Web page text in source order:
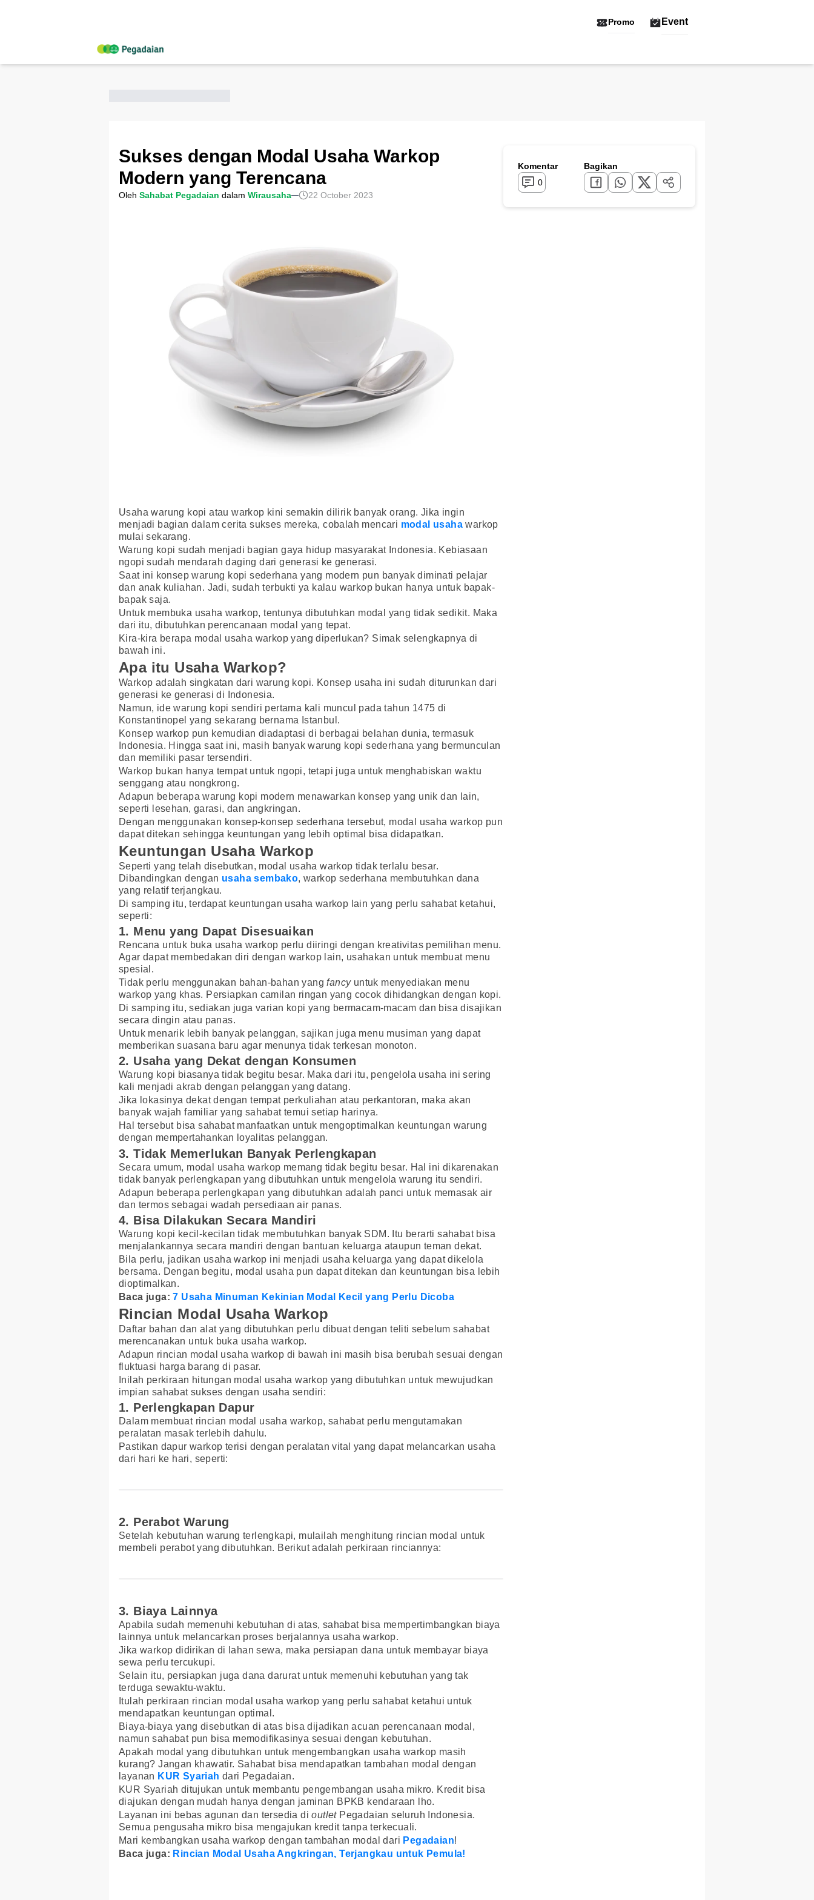
Promo Event
Sukses dengan Modal Usaha Warkop
Modern yang Terencana
Oleh Sahabat Pegadaian dalam Wirausaha 22 October 2023
Usaha warung kopi atau warkop kini semakin dilirik banyak orang. Jika ingin
menjadi bagian dalam cerita sukses mereka, cobalah mencari modal usaha warkop
mulai sekarang.
Warung kopi sudah menjadi bagian gaya hidup masyarakat Indonesia. Kebiasaan
ngopi sudah mendarah daging dari generasi ke generasi.
Saat ini konsep warung kopi sederhana yang modern pun banyak diminati pelajar
dan anak kuliahan. Jadi, sudah terbukti ya kalau warkop bukan hanya untuk bapak-
bapak saja.
Untuk membuka usaha warkop, tentunya dibutuhkan modal yang tidak sedikit. Maka
dari itu, dibutuhkan perencanaan modal yang tepat.
Kira-kira berapa modal usaha warkop yang diperlukan? Simak selengkapnya di
bawah ini.
Apa itu Usaha Warkop?
Warkop adalah singkatan dari warung kopi. Konsep usaha ini sudah diturunkan dari
generasi ke generasi di Indonesia.
Namun, ide warung kopi sendiri pertama kali muncul pada tahun 1475 di
Konstantinopel yang sekarang bernama Istanbul.
Konsep warkop pun kemudian diadaptasi di berbagai belahan dunia, termasuk
Indonesia. Hingga saat ini, masih banyak warung kopi sederhana yang bermunculan
dan memiliki pasar tersendiri.
Warkop bukan hanya tempat untuk ngopi, tetapi juga untuk menghabiskan waktu
senggang atau nongkrong.
Adapun beberapa warung kopi modern menawarkan konsep yang unik dan lain,
seperti lesehan, garasi, dan angkringan.
Dengan menggunakan konsep-konsep sederhana tersebut, modal usaha warkop pun
dapat ditekan sehingga keuntungan yang lebih optimal bisa didapatkan.
Keuntungan Usaha Warkop
Seperti yang telah disebutkan, modal usaha warkop tidak terlalu besar.
Dibandingkan dengan usaha sembako, warkop sederhana membutuhkan dana
yang relatif terjangkau.
Di samping itu, terdapat keuntungan usaha warkop lain yang perlu sahabat ketahui,
seperti:
1. Menu yang Dapat Disesuaikan
Rencana untuk buka usaha warkop perlu diiringi dengan kreativitas pemilihan menu.
Agar dapat membedakan diri dengan warkop lain, usahakan untuk membuat menu
spesial.
Tidak perlu menggunakan bahan-bahan yangfancyuntuk menyediakan menu
warkop yang khas. Persiapkan camilan ringan yang cocok dihidangkan dengan kopi.
Di samping itu, sediakan juga varian kopi yang bermacam-macam dan bisa disajikan
secara dingin atau panas.
Untuk menarik lebih banyak pelanggan, sajikan juga menu musiman yang dapat
memberikan suasana baru agar menunya tidak terkesan monoton.
2. Usaha yang Dekat dengan Konsumen
Warung kopi biasanya tidak begitu besar. Maka dari itu, pengelola usaha ini sering
kali menjadi akrab dengan pelanggan yang datang.
Jika lokasinya dekat dengan tempat perkuliahan atau perkantoran, maka akan
banyak wajah familiar yang sahabat temui setiap harinya.
Hal tersebut bisa sahabat manfaatkan untuk mengoptimalkan keuntungan warung
dengan mempertahankan loyalitas pelanggan.
3. Tidak Memerlukan Banyak Perlengkapan
Secara umum, modal usaha warkop memang tidak begitu besar. Hal ini dikarenakan
tidak banyak perlengkapan yang dibutuhkan untuk mengelola warung itu sendiri.
Adapun beberapa perlengkapan yang dibutuhkan adalah panci untuk memasak air
dan termos sebagai wadah persediaan air panas.
4. Bisa Dilakukan Secara Mandiri
Warung kopi kecil-kecilan tidak membutuhkan banyak SDM. Itu berarti sahabat bisa
menjalankannya secara mandiri dengan bantuan keluarga ataupun teman dekat.
Bila perlu, jadikan usaha warkop ini menjadi usaha keluarga yang dapat dikelola
bersama. Dengan begitu, modal usaha pun dapat ditekan dan keuntungan bisa lebih
dioptimalkan.
Baca juga:7 Usaha Minuman Kekinian Modal Kecil yang Perlu Dicoba
Rincian Modal Usaha Warkop
Daftar bahan dan alat yang dibutuhkan perlu dibuat dengan teliti sebelum sahabat
merencanakan untuk buka usaha warkop.
Adapun rincian modal usaha warkop di bawah ini masih bisa berubah sesuai dengan
fluktuasi harga barang di pasar.
Inilah perkiraan hitungan modal usaha warkop yang dibutuhkan untuk mewujudkan
impian sahabat sukses dengan usaha sendiri:
1. Perlengkapan Dapur
Dalam membuat rincian modal usaha warkop, sahabat perlu mengutamakan
peralatan masak terlebih dahulu.
Pastikan dapur warkop terisi dengan peralatan vital yang dapat melancarkan usaha
dari hari ke hari, seperti:
2. Perabot Warung
Setelah kebutuhan warung terlengkapi, mulailah menghitung rincian modal untuk
membeli perabot yang dibutuhkan. Berikut adalah perkiraan rinciannya:
3. Biaya Lainnya
Apabila sudah memenuhi kebutuhan di atas, sahabat bisa mempertimbangkan biaya
lainnya untuk melancarkan proses berjalannya usaha warkop.
Jika warkop didirikan di lahan sewa, maka persiapan dana untuk membayar biaya
sewa perlu tercukupi.
Selain itu, persiapkan juga dana darurat untuk memenuhi kebutuhan yang tak
terduga sewaktu-waktu.
Itulah perkiraan rincian modal usaha warkop yang perlu sahabat ketahui untuk
mendapatkan keuntungan optimal.
Biaya-biaya yang disebutkan di atas bisa dijadikan acuan perencanaan modal,
namun sahabat pun bisa memodifikasinya sesuai dengan kebutuhan.
Apakah modal yang dibutuhkan untuk mengembangkan usaha warkop masih
kurang? Jangan khawatir. Sahabat bisa mendapatkan tambahan modal dengan
layanan KUR Syariah dari Pegadaian.
KUR Syariah ditujukan untuk membantu pengembangan usaha mikro. Kredit bisa
diajukan dengan mudah hanya dengan jaminan BPKB kendaraan lho.
Layanan ini bebas agunan dan tersedia dioutletPegadaian seluruh Indonesia.
Semua pengusaha mikro bisa mengajukan kredit tanpa terkecuali.
Mari kembangkan usaha warkop dengan tambahan modal dari Pegadaian!
Baca juga: Rincian Modal Usaha Angkringan, Terjangkau untuk Pemula!
Komentar
0
Bagikan